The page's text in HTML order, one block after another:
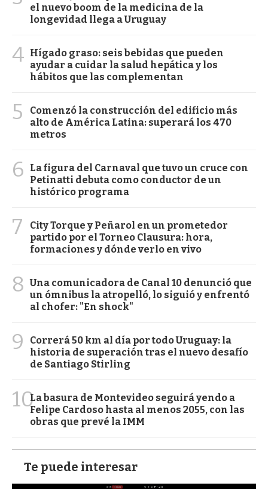
el nuevo boom de la medicina de la
longevidad llega a Uruguay
4 Hígado graso: seis bebidas que pueden
ayudar a cuidar la salud hepática y los
hábitos que las complementan
5
Comenzó la construcción del edificio más
alto de América Latina: superará los 470
metros
6
La figura del Carnaval que tuvo un cruce con
Petinatti debuta como conductor de un
histórico programa
7
City Torque y Peñarol en un prometedor
partido por el Torneo Clausura: hora,
formaciones y dónde verlo en vivo
8 Una comunicadora de Canal 10 denunció que
un ómnibus la atropelló, lo siguió y enfrentó
al chofer: "En shock"
9
Correrá 50 km al día por todo Uruguay: la
historia de superación tras el nuevo desafío
de Santiago Stirling
10La basura de Montevideo seguirá yendo a
Felipe Cardoso hasta al menos 2055, con las
obras que prevé la IMM
Te puede interesar